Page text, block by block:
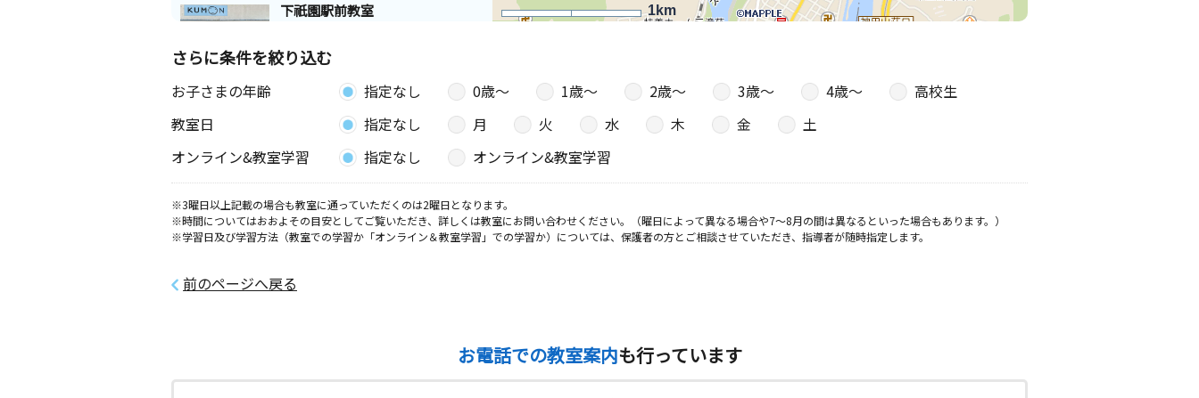
1km
下祇園駅前教室
0歳～高校生
広島県広島市安佐南区祇園１丁目６－１８ 牛尾
長束西教室
木
3歳～高校生
広島県広島市安佐南区長束西３丁目２－３ 長束
広島ぎおん教室
3歳～高校生
広島県広島市安佐南区西原１丁目２０－３３ 第
さらに条件を絞り込む
お子さまの年齢 指定なし 0歳〜 1歳〜 2歳〜 3歳〜 4歳〜
高校生
教室日
指定なし 月 火 水 木 金
土
オンライン&教室学習
指定なし オンライン&教室学習
※3曜日以上記載の場合も教室に通っていただくのは2曜日となります。
※時間についてはおおよその目安としてご覧いただき、詳しくは教室にお問い合わせください。（曜日によって異なる場合や7～8月の間は異なるといった場合もあります。）
※学習日及び学習方法（教室での学習か「オンライン＆教室学習」での学習か）については、保護者の方とご相談させていただき、指導者が随時指定します。
前のページへ戻る
お電話での教室案内も行っています